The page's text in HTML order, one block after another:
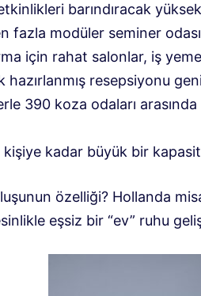
barındıracak
fazla modüler seminer
için rahat salonlar, iş
hazırlanmış resepsiyonu
390 koza odaları
kişiye kadar büyük bir
özelliği? Hollanda
eşsiz bir “ev” ruhu